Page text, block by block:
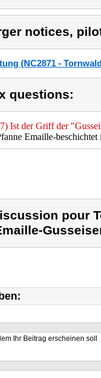
notices,
(NC2871 -
questions:
Ist der Griff der
Emaille-
pour
Ihr Beitrag erscheinen soll